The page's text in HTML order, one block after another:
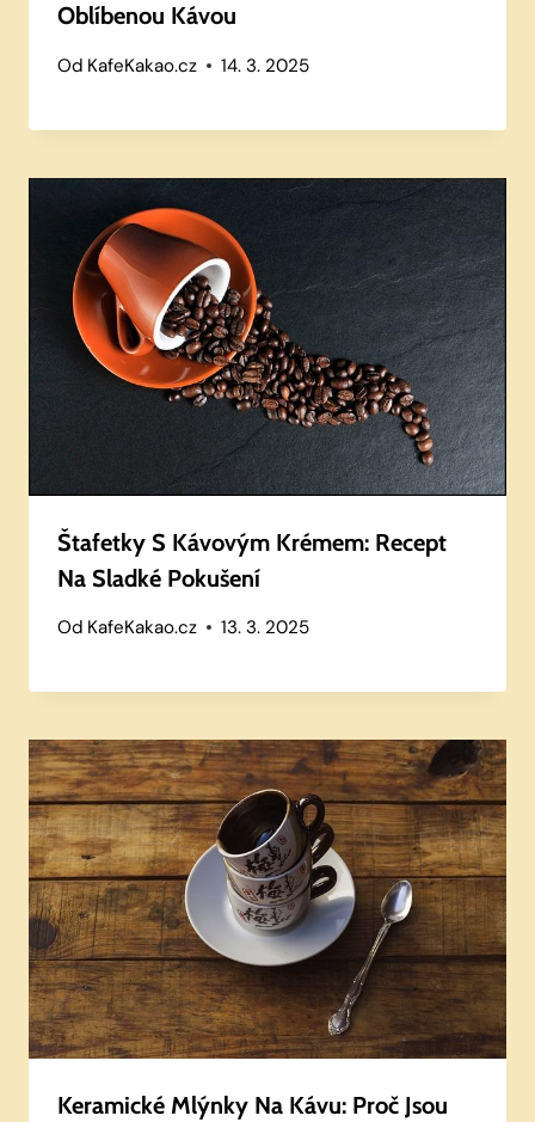
Oblíbenou Kávou
Od KafeKakao.cz 14. 3. 2025
Štafetky S Kávovým Krémem: Recept
Na Sladké Pokušení
Od KafeKakao.cz 13. 3. 2025
Keramické Mlýnky Na Kávu: Proč Jsou